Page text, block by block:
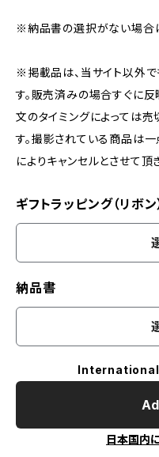
※納品書の選択がない場合
※掲載品は、当サイト以外
す。販売済みの場合すぐに反
文のタイミングによっては
す。撮影されている商品は
によりキャンセルとさせて頂
ギフトラッピング（リボン
納品書
日本国内